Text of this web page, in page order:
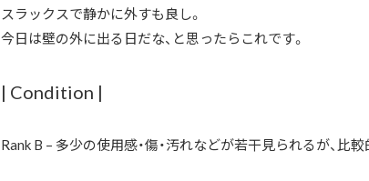
スラックスで静かに外すも良し。
今日は壁の外に出る日だな、と思ったらこれです。
| Condition |
Rank B – 多少の使用感・傷・汚れなどが若干見られるが、比